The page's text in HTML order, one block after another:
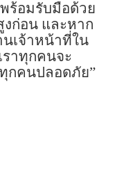
ร้อมรับมือด้วย
ก่อน และหาก
นเจ้าหน้าที่ใน
าทุกคนจะ
กคนปลอดภัย”